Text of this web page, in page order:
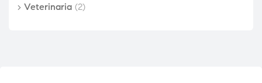
Veterinaria (2)